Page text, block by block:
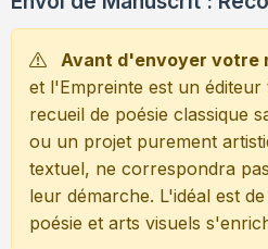
Avant d'envoyer votre
et l'Empreinte est un éditeur
recueil de poésie classique
ou un projet purement
textuel, ne correspondra
leur démarche. L'idéal est
poésie et arts visuels